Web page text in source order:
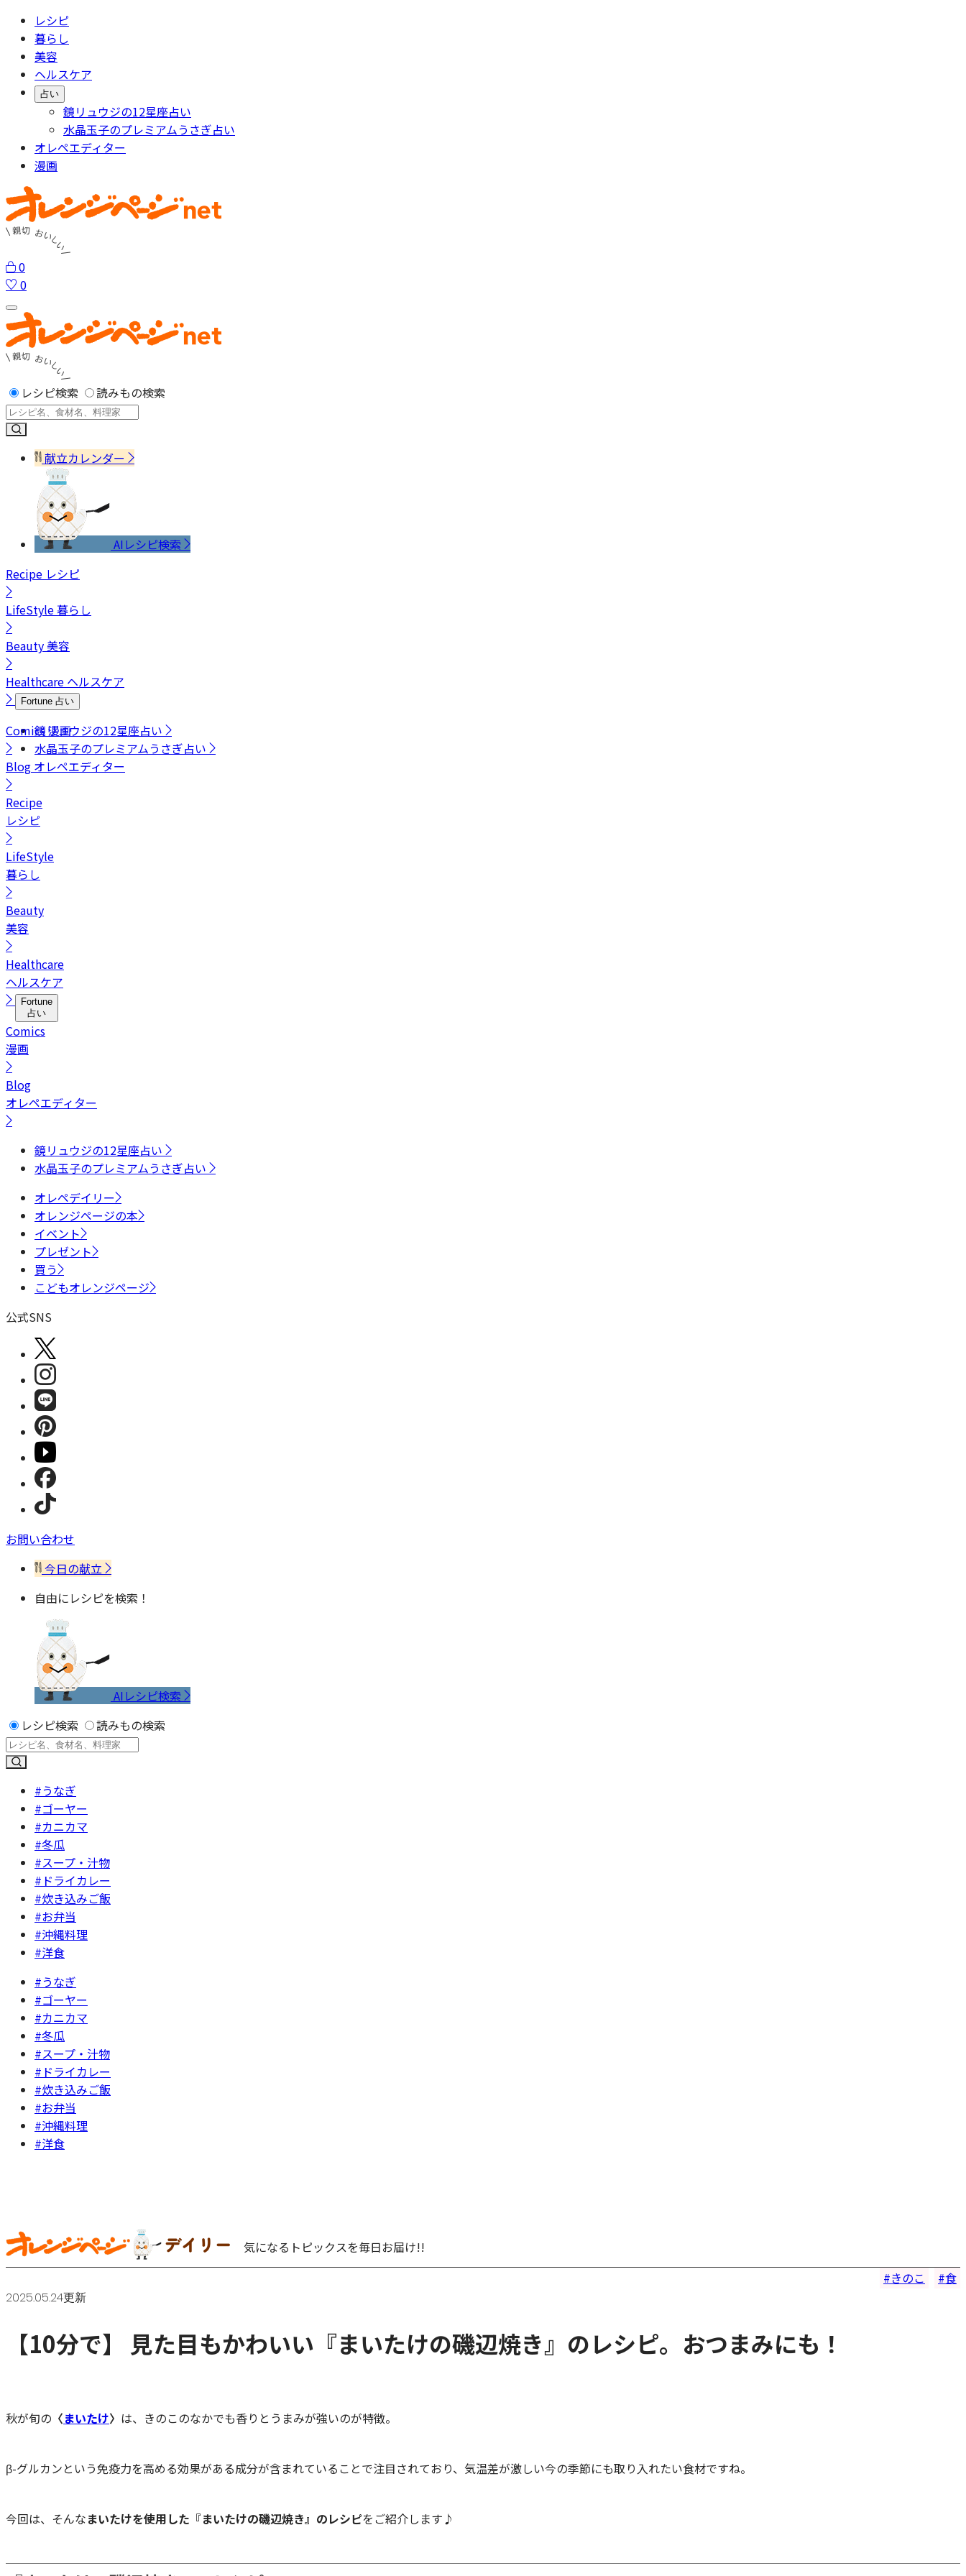
レシピ
暮らし
美容
ヘルスケア
占い
鏡リュウジの12星座占い
水晶玉子のプレミアムうさぎ占い
オレペエディター
漫画
0
0
レシピ検索 読みもの検索
献立カレンダー
AIレシピ検索
Recipe レシピ
LifeStyle暮らし
Beauty美容
Healthcare ヘルスケア
Fortune 占い
鏡リュウジの12星座占い
水晶玉子のプレミアムうさぎ占い
Comics漫画
Blog オレペエディター
Recipe
レシピ
LifeStyle
暮らし
Beauty
美容
Healthcare
ヘルスケア
Fortune
占い
Comics
漫画
Blog
オレペエディター
鏡リュウジの12星座占い
水晶玉子のプレミアムうさぎ占い
オレペデイリー
オレンジページの本
イベント
プレゼント
買う
こどもオレンジページ
公式SNS
お問い合わせ
今日の献立
自由にレシピを検索！
AIレシピ検索
レシピ検索
読みもの検索
#うなぎ
#ゴーヤー
#カニカマ
#冬瓜
#スープ・汁物
#ドライカレー
#炊き込みご飯
#お弁当
#沖縄料理
#洋食
#うなぎ
#ゴーヤー
#カニカマ
#冬瓜
#スープ・汁物
#ドライカレー
#炊き込みご飯
#お弁当
#沖縄料理
#洋食
気になるトピックスを毎日お届け!!
きのこ
食
2025.05.24更新
【10分で】 見た目もかわいい『まいたけの磯辺焼き』のレシピ。おつまみにも！
秋が旬の 〈まいたけ〉 は、きのこのなかでも香りとうまみが強いのが特徴。
β-グルカンという免疫力を高める効果がある成分が含まれていることで注目されており、気温差が激しい今の季節にも取り入れたい食材ですね。
今回は、そんなまいたけを使用した『まいたけの磯辺焼き』のレシピをご紹介します♪